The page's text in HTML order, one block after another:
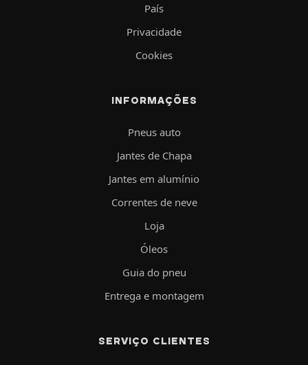
País
Privacidade
Cookies
INFORMAÇÕES
Pneus auto
Jantes de Chapa
Jantes em alumínio
Correntes de neve
Loja
Óleos
Guia do pneu
Entrega e montagem
SERVIÇO CLIENTES